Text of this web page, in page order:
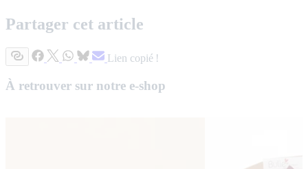
Partager cet article
Lien copié !
À retrouver sur notre e-shop